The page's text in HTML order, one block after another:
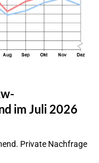
im Juli 2026
Private Nachfrage